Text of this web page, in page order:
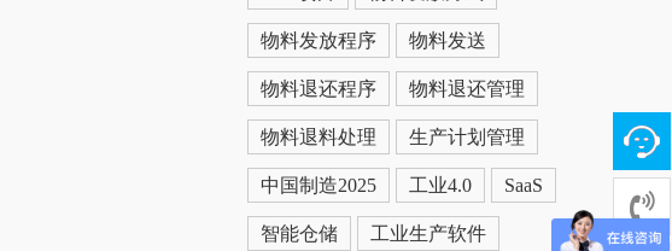
物料发放程序 物料发送
物料退还程序 物料退还管理
物料退料处理 生产计划管理
中国制造2025 工业4.0 SaaS
智能仓储 工业生产软件